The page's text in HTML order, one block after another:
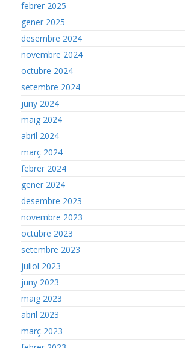
febrer 2025
gener 2025
desembre 2024
novembre 2024
octubre 2024
setembre 2024
juny 2024
maig 2024
abril 2024
març 2024
febrer 2024
gener 2024
desembre 2023
novembre 2023
octubre 2023
setembre 2023
juliol 2023
juny 2023
maig 2023
abril 2023
març 2023